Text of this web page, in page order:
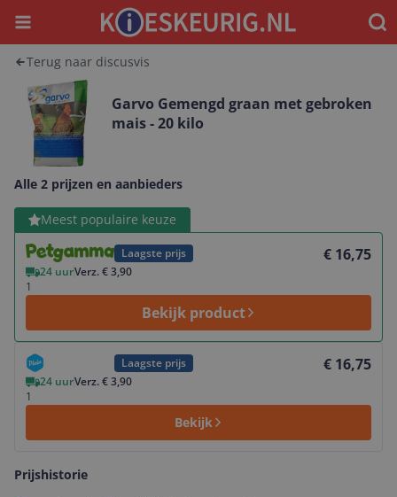
Menu
Terug naar discusvis
Garvo Gemengd graan met gebroken
mais - 20 kilo
Alle 2 prijzen en aanbieders
Meest populaire keuze
Laagste prijs € 16,75
24 uurVerz. € 3,90
1
Bekijk product
Bekijk product
Laagste prijs € 16,75
24 uurVerz. € 3,90
1
Bekijk
Bekijk product
Prijshistorie